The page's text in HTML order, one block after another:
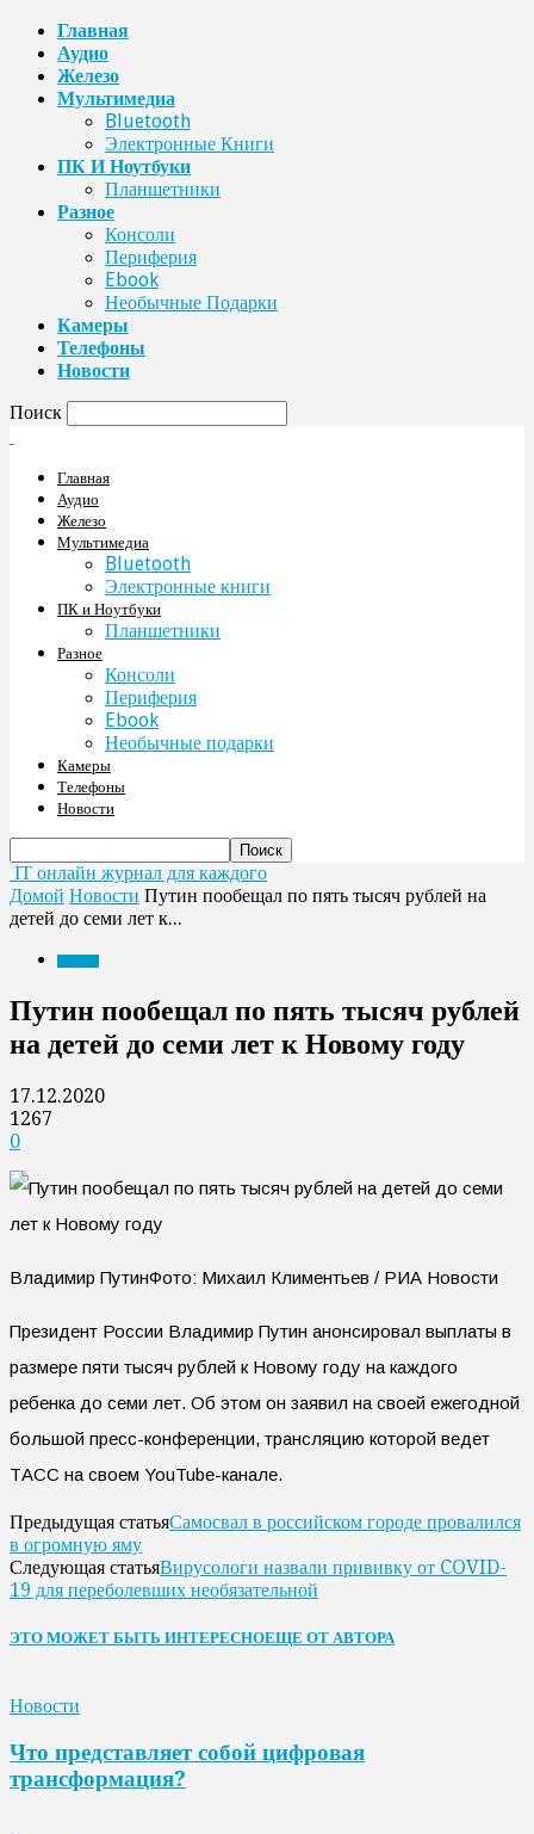
Главная
Аудио
Железо
Мультимедиа
Bluetooth
Электронные Книги
ПК И Ноутбуки
Планшетники
Разное
Консоли
Периферия
Ebook
Необычные Подарки
Камеры
Телефоны
Новости
Поиск
Главная
Аудио
Железо
Мультимедиа
Bluetooth
Электронные книги
ПК и Ноутбуки
Планшетники
Разное
Консоли
Периферия
Ebook
Необычные подарки
Камеры
Телефоны
Новости
IT онлайн журнал для каждого
Домой Новости Путин пообещал по пять тысяч рублей на
детей до семи лет к...
Путин пообещал по пять тысяч рублей
на детей до семи лет к Новому году
17.12.2020
1267
0
Владимир ПутинФото: Михаил Климентьев / РИА Новости
Президент России Владимир Путин анонсировал выплаты в
размере пяти тысяч рублей к Новому году на каждого
ребенка до семи лет. Об этом он заявил на своей ежегодной
большой пресс-конференции, трансляцию которой ведет
ТАСС на своем YouTube-канале.
Предыдущая статьяСамосвал в российском городе провалился
в огромную яму
Следующая статьяВирусологи назвали прививку от COVID-
19 для переболевших необязательной
ЭТО МОЖЕТ БЫТЬ ИНТЕРЕСНОЕЩЕ ОТ АВТОРА
Новости
Что представляет собой цифровая
трансформация?